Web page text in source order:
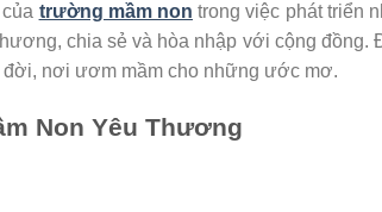
trường mầm non trong việc phát triển
chia sẻ và hòa nhập với cộng đồng.
nơi ươm mầm cho những ước mơ.
Non Yêu Thương